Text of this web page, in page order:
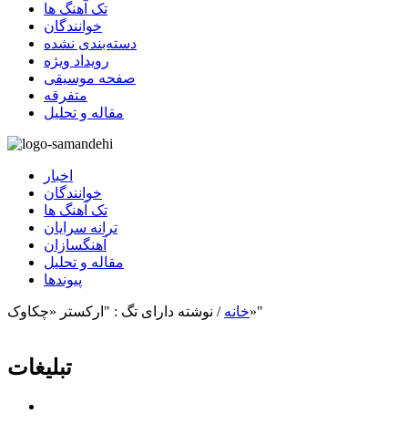
تک آهنگ ها
خوانندگان
دسته‌بندی نشده
رویداد ویژه
صفحه موسیقی
متفرقه
مقاله و تحلیل
اخبار
خوانندگان
تک آهنگ ها
ترانه سرایان
آهنگسازان
مقاله و تحلیل
پیوندها
خانه / نوشته دارای تگ : "ارکستر «چکاوک»"
تبلیغات